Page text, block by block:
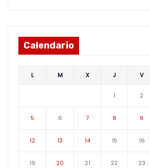
Calendario
L M X J V
1 2
5 6 7 8 9
12 13 14 15 16
19 20 21 22 23